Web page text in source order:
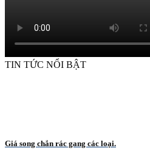
TIN TỨC NỔI BẬT
Giá song chắn rác gang các loại.